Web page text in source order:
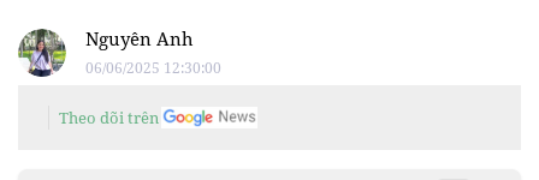
Nguyên Anh
06/06/2025 12:30:00
Theo dõi trên